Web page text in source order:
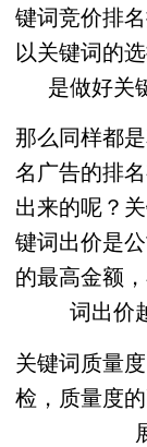
键词竞价排
以关键词的
是做好关
那么同样都
名广告的排
出来的呢？
键词出价是
的最高金额
词出价
关键词质量
检，质量度